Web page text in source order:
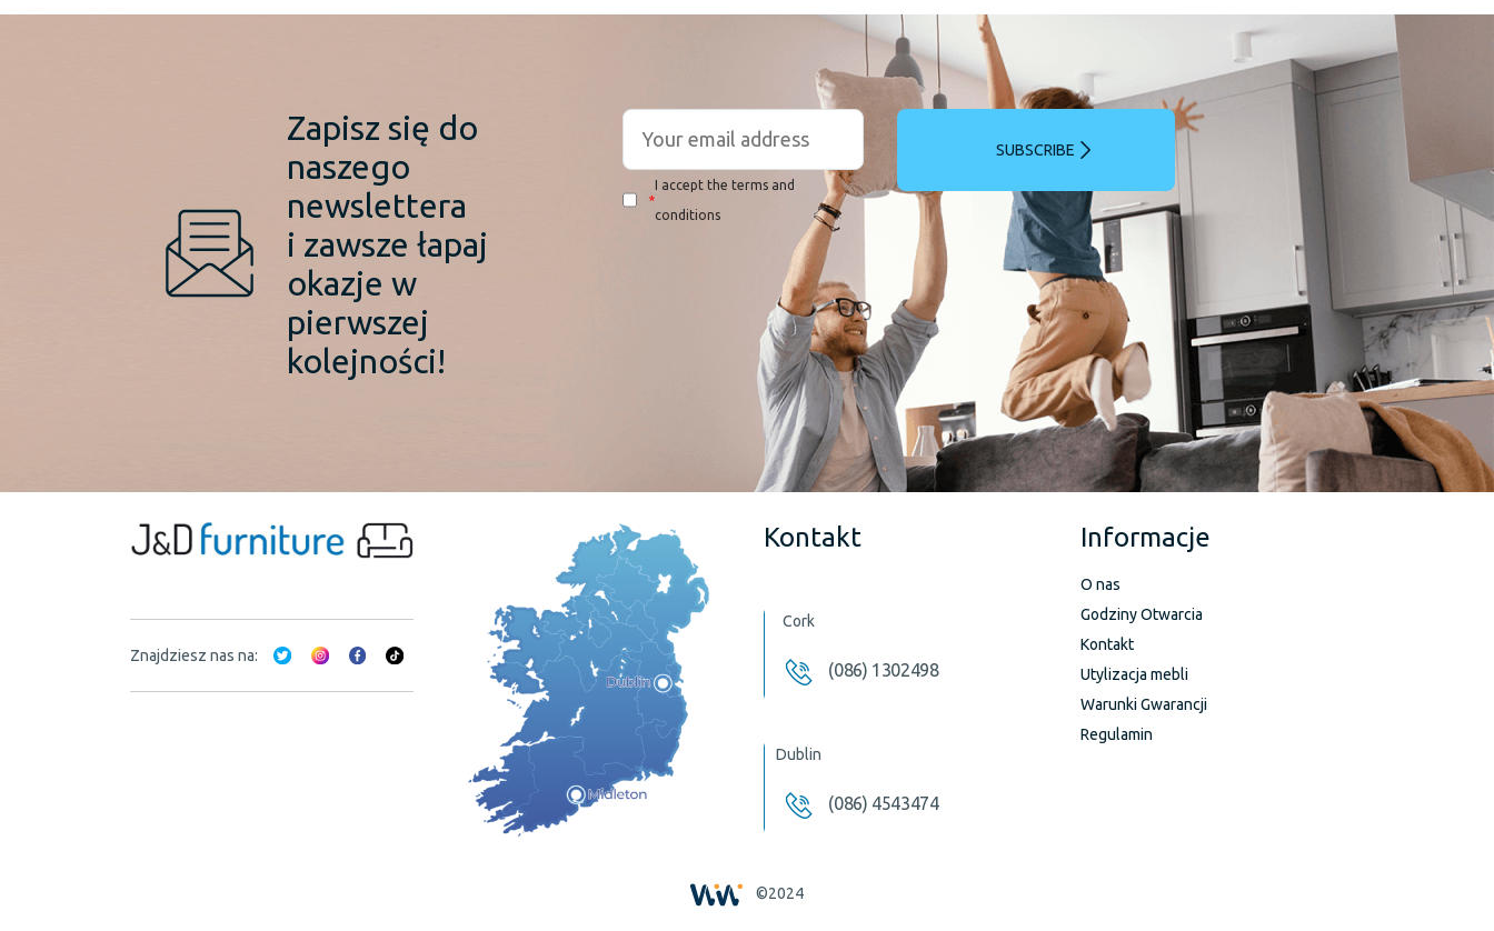
Zapisz się do
naszego
newslettera
i zawsze łapaj
okazje w
pierwszej
kolejności!
*
I accept the terms and
conditions
SUBSCRIBE
Znajdziesz nas na:
Kontakt
Cork
(086) 1302498
Dublin
(086) 4543474
Informacje
O nas
Godziny Otwarcia
Kontakt
Utylizacja mebli
Warunki Gwarancji
Regulamin
©2024